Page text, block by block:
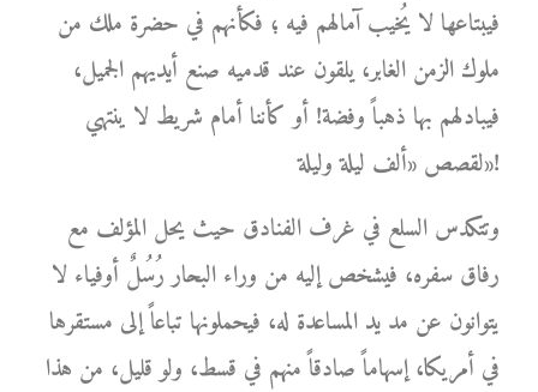
فيبتاعها لا يُخيب آمالهم فيه ؛ فكأنهم في حضرة ملك من
ملوك الزمن الغابر، يلقون عند قدميه صنع أيديهم الجميل،
فيبادلهم بها ذهباً وفضة! أو كأننا أمام شريط لا ينتهي
لقصص «ألف ليلة وليلة»!
وتتكدس السلع في غرف الفنادق حيث يحل المؤلف مع
رفاق سفره، فيشخص إليه من وراء البحار رُسُلٌ أوفياء لا
يتوانون عن مد يد المساعدة له، فيحملونها تباعاً إلى مستقرها
في أمريكا، إسهاماً صادقاً منهم في قسط، ولو قليل، من هذا